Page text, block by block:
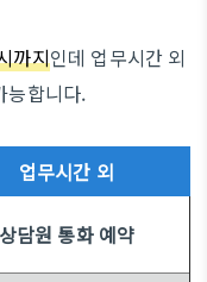
까지인데 업무시간 외
능합니다.
업무시간 외
상담원 통화 예약